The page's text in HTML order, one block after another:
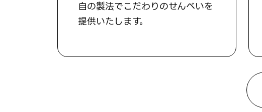
自の製法でこだわりのせんべいを
提供いたします。